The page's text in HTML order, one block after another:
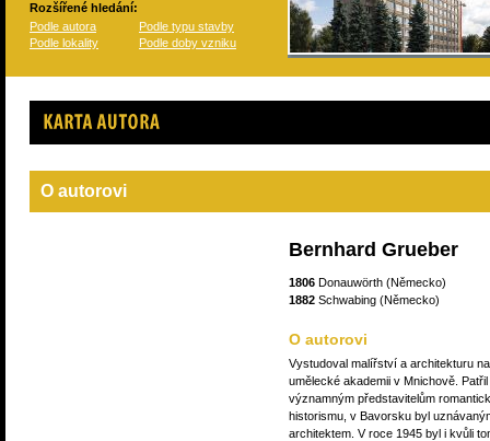
Rozšířené hledání:
Podle autora
Podle typu stavby
Podle lokality
Podle doby vzniku
Karta autora
O autorovi
Bernhard Grueber
1806 Donauwörth (Německo)
1882 Schwabing (Německo)
O autorovi
Vystudoval malířství a architekturu na
umělecké akademii v Mnichově.
významným představitelům
historismu, v Bavorsku byl
architektem. V roce 1945 byl i kvůli